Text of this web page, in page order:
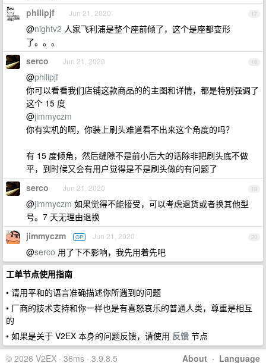
17
philipjf Jun 21, 2020
@nightv2 人家飞利浦是整个座前倾了，这个是座都变形
了。。。
18
serco Jun 21, 2020
@philipjf
你可以看看我们店铺这款商品的的主图和详情，都是特别强调了
这个 15 度
@jimmyczm
你有实机的啊，你装上刷头难道看不出来这个角度的吗？
有 15 度倾角，然后缝隙不是前小后大的话除非把刷头底不做
平，到时候又会有用户觉得是不是刷头做的有问题了
19
serco Jun 21, 2020
@jimmyczm 如果觉得不能接受，可以考虑退货或者换其他型
号。7 天无理由退换
20
jimmyczm OP Jun 21, 2020
@serco 用了下不影响，我先用着先吧
工单节点使用指南
• 请用平和的语言准确描述你所遇到的问题
• 厂商的技术支持和你一样也是有喜怒哀乐的普通人类，尊重是相互
的
• 如果是关于 V2EX 本身的问题反馈，请使用 反馈 节点
About · Language
© 2026 V2EX · 36ms · 3.9.8.5